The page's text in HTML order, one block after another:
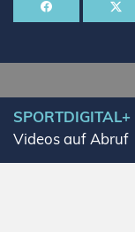
SPORTDIGITAL+
Videos auf Abruf